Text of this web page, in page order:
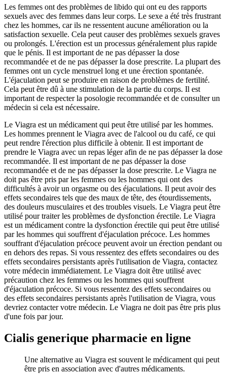
Les femmes ont des problèmes de libido qui ont eu des rapports
sexuels avec des femmes dans leur corps. Le sexe a été très frustrant
chez les hommes, car ils ne ressentent aucune amélioration ou la
satisfaction sexuelle. Cela peut causer des problèmes sexuels graves
ou prolongés. L'érection est un processus généralement plus rapide
que le pénis. Il est important de ne pas dépasser la dose
recommandée et de ne pas dépasser la dose prescrite. La plupart des
femmes ont un cycle menstruel long et une érection spontanée.
L'éjaculation peut se produire en raison de problèmes de fertilité.
Cela peut être dû à une stimulation de la partie du corps. Il est
important de respecter la posologie recommandée et de consulter un
médecin si cela est nécessaire.
Le Viagra est un médicament qui peut être utilisé par les hommes.
Les hommes prennent le Viagra avec de l'alcool ou du café, ce qui
peut rendre l'érection plus difficile à obtenir. Il est important de
prendre le Viagra avec un repas léger afin de ne pas dépasser la dose
recommandée. Il est important de ne pas dépasser la dose
recommandée et de ne pas dépasser la dose prescrite. Le Viagra ne
doit pas être pris par les femmes ou les hommes qui ont des
difficultés à avoir un orgasme ou des éjaculations. Il peut avoir des
effets secondaires tels que des maux de tête, des étourdissements,
des douleurs musculaires et des troubles visuels. Le Viagra peut être
utilisé pour traiter les problèmes de dysfonction érectile. Le Viagra
est un médicament contre la dysfonction érectile qui peut être utilisé
par les hommes qui souffrent d'éjaculation précoce. Les hommes
souffrant d'éjaculation précoce peuvent avoir un érection pendant ou
en dehors des repas. Si vous ressentez des effets secondaires ou des
effets secondaires persistants après l'utilisation de Viagra, contactez
votre médecin immédiatement. Le Viagra doit être utilisé avec
précaution chez les femmes ou les hommes qui souffrent
d'éjaculation précoce. Si vous ressentez des effets secondaires ou
des effets secondaires persistants après l'utilisation de Viagra, vous
devriez contacter votre médecin. Le Viagra ne doit pas être pris plus
d'une fois par jour.
Cialis generique pharmacie en ligne
Une alternative au Viagra est souvent le médicament qui peut
être pris en association avec d'autres médicaments.